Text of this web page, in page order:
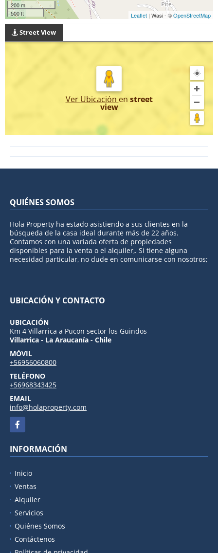
200 m
500 ft
Leaflet | Wasi - ©OpenStreetMap
Street View
Ver Ubicación en street
view
QUIÉNES SOMOS
Hola Property ha estado asistiendo a sus clientes en la
búsqueda de la casa ideal durante más de 22 años.
Contamos con una variada oferta de propiedades
disponibles para la venta o el alquiler,. Si tiene alguna
necesidad particular, no dude en comunicarse con nosotros;
UBICACIÓN Y CONTACTO
UBICACIÓN
Km 4 Villarrica a Pucon sector los Guindos
Villarrica - La Araucanía - Chile
MÓVIL
+56956060800
TELÉFONO
+56968343425
EMAIL
info@holaproperty.com
Facebook
INFORMACIÓN
Inicio
Ventas
Alquiler
Servicios
Quiénes Somos
Contáctenos